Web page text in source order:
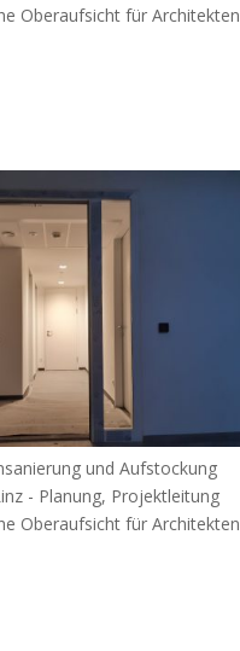
Oberaufsicht für Architekten
und Aufstockung
- Planung, Projektleitung
Oberaufsicht für Architekten